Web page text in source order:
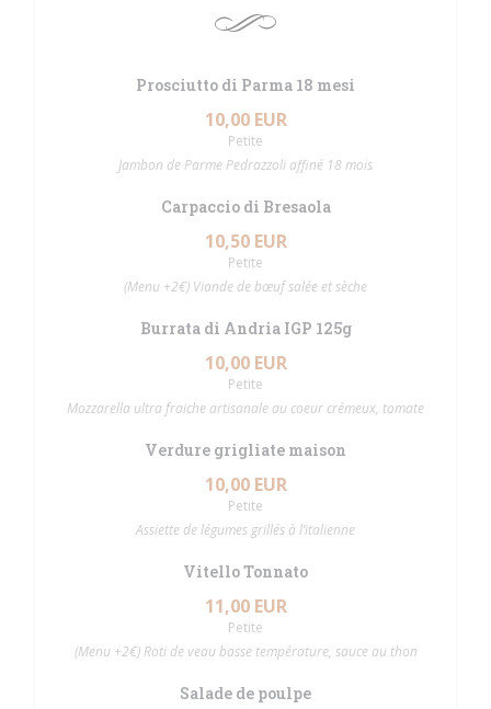
Prosciutto di Parma 18 mesi
10,00 EUR
Petite
Jambon de Parme Pedrazzoli affiné 18 mois
Carpaccio di Bresaola
10,50 EUR
Petite
(Menu +2€) Viande de bœuf salée et sèche
Burrata di Andria IGP 125g
10,00 EUR
Petite
Mozzarella ultra fraiche artisanale au coeur crémeux, tomate
Verdure grigliate maison
10,00 EUR
Petite
Assiette de légumes grillés à l’italienne
Vitello Tonnato
11,00 EUR
Petite
(Menu +2€) Roti de veau basse température, sauce au thon
Salade de poulpe